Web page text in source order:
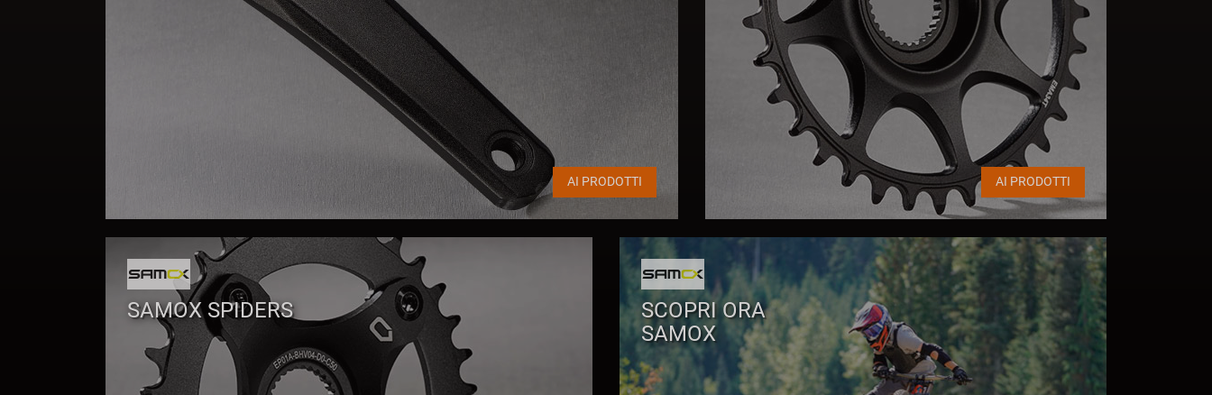
AI PRODOTTI AI PRODOTTI
SAMOX SPIDERS
SCOPRI ORA
SAMOX